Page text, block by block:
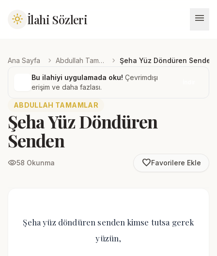
light_mode İlahi Sözleri menu
Ana Sayfa chevron_right Abdullah Tamamlar chevron_right Şeha Yüz Döndüren Senden
Bu ilahiyi uygulamada oku! Çevrimdışı
erişim ve daha fazlası.
ABDULLAH TAMAMLAR
Şeha Yüz Döndüren
Senden
visibility58 Okunma favorite_borderFavorilere Ekle
Şeha yüz döndüren senden kimse tutsa gerek
yüzün,